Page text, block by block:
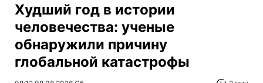
Худший год в истории
человечества: ученые
обнаружили причину
глобальной катастрофы